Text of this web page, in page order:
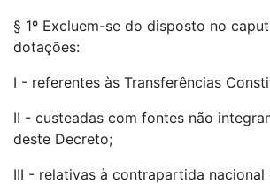
§ 1º Excluem-se do disposto no
dotações:
I - referentes às Transferências
II - custeadas com fontes não
deste Decreto;
III - relativas à contrapartida nacional